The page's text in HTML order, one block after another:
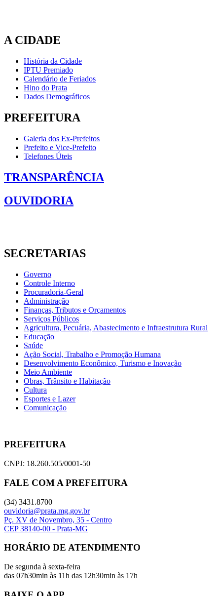
A CIDADE
História da Cidade
IPTU Premiado
Calendário de Feriados
Hino do Prata
Dados Demográficos
PREFEITURA
Galeria dos Ex-Prefeitos
Prefeito e Vice-Prefeito
Telefones Úteis
TRANSPARÊNCIA
OUVIDORIA
SECRETARIAS
Governo
Controle Interno
Procuradoria-Geral
Administração
Finanças, Tributos e Orçamentos
Serviços Públicos
Agricultura, Pecuária, Abastecimento e Infraestrutura Rural
Educação
Saúde
Ação Social, Trabalho e Promoção Humana
Desenvolvimento Econômico, Turismo e Inovação
Meio Ambiente
Obras, Trânsito e Habitação
Cultura
Esportes e Lazer
Comunicação
PREFEITURA
CNPJ: 18.260.505/0001-50
FALE COM A PREFEITURA
(34) 3431.8700
ouvidoria@prata.mg.gov.br
Pç. XV de Novembro, 35 - Centro
CEP 38140-00 - Prata-MG
HORÁRIO DE ATENDIMENTO
De segunda à sexta-feira
das 07h30min às 11h das 12h30min às 17h